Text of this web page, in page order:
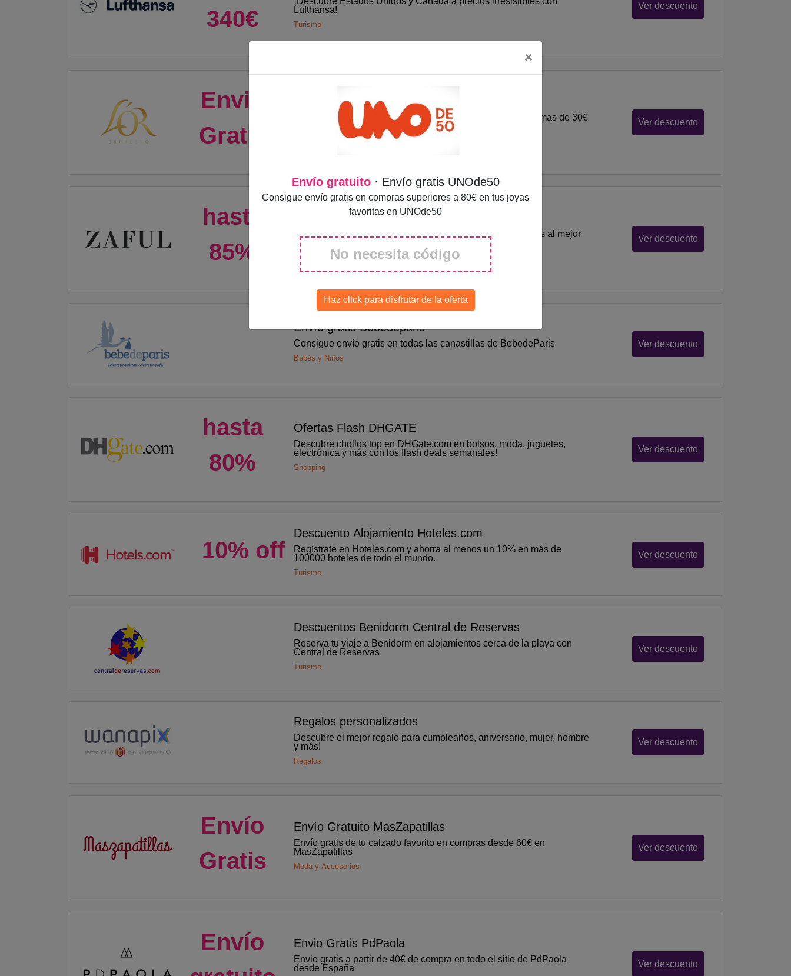
340€
Lufthansa!
Turismo
Ver descuento
Envio
Gratis
Envío Gratuito L´OR Espresso
Tu pedido GRATIS en 1-2 días laborables en compras mínimas de 30€
en L´OR Espresso
Comidas y Bebidas
Ver descuento
hasta
85%
Descuentos Moda ZAFUL
¿Buscando renovar tu armario? Tus vestidos y tops favoritos al mejor
precio en ZAFUL
Moda y Accesorios
Ver descuento
Envío gratis Bebedeparis
Consigue envío gratis en todas las canastillas de BebedeParis
Bebés y Niños
Ver descuento
hasta
80%
Ofertas Flash DHGATE
Descubre chollos top en DHGate.com en bolsos, moda, juguetes,
electrónica y más con los flash deals semanales!
Shopping
Ver descuento
10% off
Descuento Alojamiento Hoteles.com
Regístrate en Hoteles.com y ahorra al menos un 10% en más de
100000 hoteles de todo el mundo.
Turismo
Ver descuento
Descuentos Benidorm Central de Reservas
Reserva tu viaje a Benidorm en alojamientos cerca de la playa con
Central de Reservas
Turismo
Ver descuento
Regalos personalizados
Descubre el mejor regalo para cumpleaños, aniversario, mujer, hombre
y más!
Regalos
Ver descuento
Envío
Gratis
Envío Gratuito MasZapatillas
Envío gratis de tu calzado favorito en compras desde 60€ en
MasZapatillas
Moda y Accesorios
Ver descuento
Envío
Envio Gratis PdPaola
Envio gratis a partir de 40€ de compra en todo el sitio de PdPaola
desde España
Ver descuento
×
Envío gratuito · Envío gratis UNOde50
Consigue envío gratis en compras superiores a 80€ en tus joyas
favoritas en UNOde50
No necesita código
Haz click para disfrutar de la oferta